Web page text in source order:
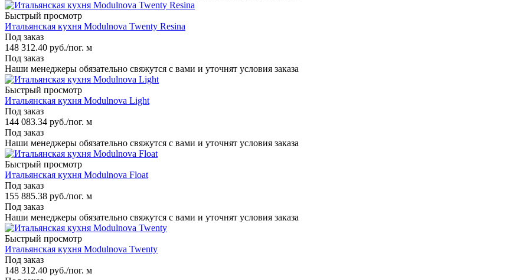
Быстрый просмотр
Итальянская кухня Modulnova Twenty Resina
Под заказ
148 312.40 руб./пог. м
Под заказ
Наши менеджеры обязательно свяжутся с вами и уточнят условия заказа
Быстрый просмотр
Итальянская кухня Modulnova Light
Под заказ
144 083.34 руб./пог. м
Под заказ
Наши менеджеры обязательно свяжутся с вами и уточнят условия заказа
Быстрый просмотр
Итальянская кухня Modulnova Float
Под заказ
155 885.38 руб./пог. м
Под заказ
Наши менеджеры обязательно свяжутся с вами и уточнят условия заказа
Быстрый просмотр
Итальянская кухня Modulnova Twenty
Под заказ
148 312.40 руб./пог. м